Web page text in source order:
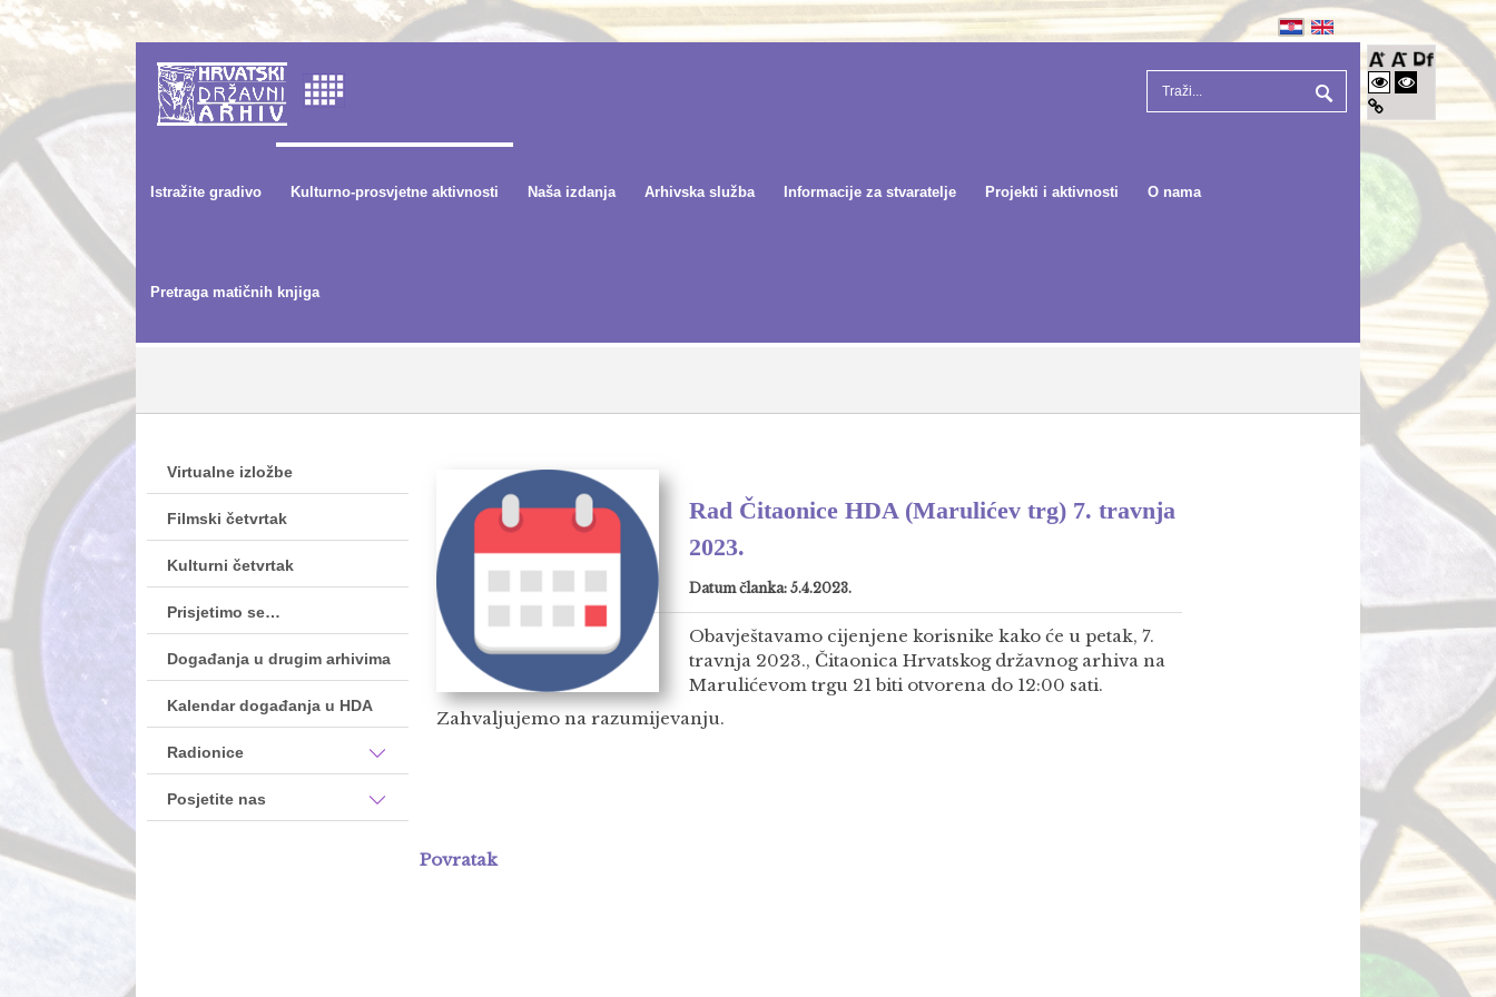
Istražite gradivo Kulturno-prosvjetne aktivnosti Naša izdanja Arhivska služba Informacije za stvaratelje Projekti i aktivnosti O nama
Pretraga matičnih knjiga
Virtualne izložbe
Filmski četvrtak
Kulturni četvrtak
Prisjetimo se…
Događanja u drugim arhivima
Kalendar događanja u HDA
Radionice
Posjetite nas
Rad Čitaonice HDA (Marulićev trg) 7. travnja
2023.
Datum članka: 5.4.2023.
Obavještavamo cijenjene korisnike kako će u petak, 7.
travnja 2023., Čitaonica Hrvatskog državnog arhiva na
Marulićevom trgu 21 biti otvorena do 12:00 sati.
Zahvaljujemo na razumijevanju.
Povratak